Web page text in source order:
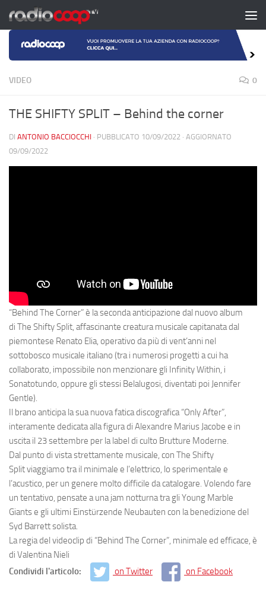
Salta al contenuto
VIDEO 0
THE SHIFTY SPLIT – Behind the corner
DI ANTONIO BACCIOCCHI · PUBBLICATO 10/09/2022 · AGGIORNATO
09/09/2022
“Behind The Corner” è la seconda anticipazione dal nuovo album
di The Shifty Split, affascinante creatura musicale capitanata dal
piemontese Renato Elia, operativo da più di vent’anni nel
sottobosco musicale italiano (tra i numerosi progetti a cui ha
collaborato, impossibile non menzionare gli Infinity Within, i
Sonatotundo, oppure gli stessi Belalugosi, diventati poi Jennifer
Gentle).
Il brano anticipa la sua nuova fatica discografica“Only After”,
interamente dedicata alla figura di Alexandre Marius Jacobe e in
uscita il 23 settembre per la label di culto Brutture Moderne.
Dal punto di vista strettamente musicale, con The Shifty
Splitviaggiamo tra il minimale e l’elettrico, lo sperimentale e
l’acustico, per un genere molto difficile da catalogare. Volendo fare
un tentativo, pensate a una jam notturna tra gli Young Marble
Giants e gli ultimi Einstürzende Neubauten con la benedizione del
Syd Barrett solista.
La regia del videoclip di “Behind The Corner”, minimale ed efficace, è
di Valentina Nieli
Condividi l'articolo:
on Twitter on Facebook